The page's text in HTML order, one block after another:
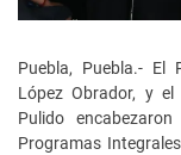
Puebla, Puebla.- El
López Obrador, y el
Pulido
Programas